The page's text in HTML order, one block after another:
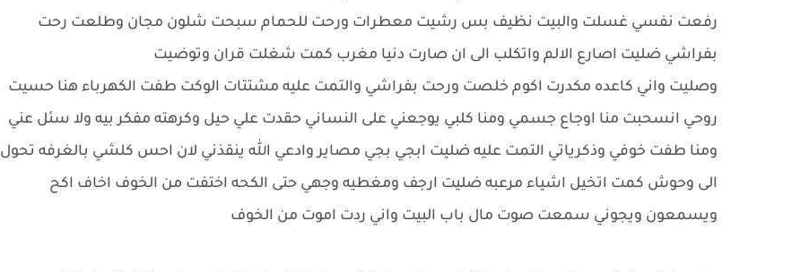
رفعت نفسي غسلت والبيت نظيف بس رشيت معطرات ورحت للحمام سبحت شلون مجان وطلعت رحت
بفراشي ضليت اصارع الالم واتكلب الى ان صارت دنيا مغرب كمت شغلت قران وتوضيت
وصليت واني كاعده مكدرت اكوم خلصت ورحت بفراشي والتمت عليه مشتتات الوكت طفت الكهرباء هنا حسيت
روحي انسحبت منا اوجاع جسمي ومنا كلبي يوجعني على النساني حقدت علي حيل وكرهته مفكر بيه ولا سئل عني
ومنا طفت خوفي وذكرياتي التمت عليه ضليت ابجي بجي مصاير وادعي الله ينقذني لان احس كلشي بالغرفه تحول
الى وحوش كمت اتخيل اشياء مرعبه ضليت ارجف ومغطيه وجهي حتى الكحه اختفت من الخوف اخاف اكح
ويسمعون ويجوني سمعت صوت مال باب البيت واني ردت اموت من الخوف